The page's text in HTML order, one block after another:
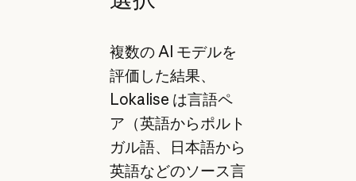
複数の AI モデルを
評価した結果、
Lokalise は言語ペ
ア（英語からポルト
ガル語、日本語から
英語などのソース言